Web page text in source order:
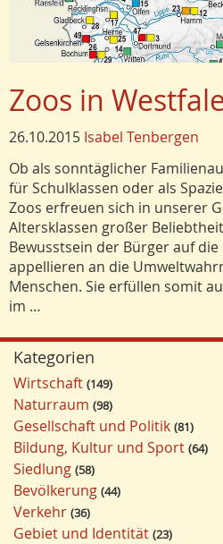
Zoos in
26.10.2015 Isabel Tenbergen
Ob als sonntäglicher
für Schulklassen oder als
Zoos erfreuen sich in unserer
Altersklassen großer
Be­wusstsein der Bürger auf
appellieren an die
Menschen. Sie erfüllen somit
im …
Kategorien
Wirtschaft 149
Naturraum 98
Gesellschaft und Politik 81
Bildung, Kultur und Sport 64
Siedlung 58
Bevölkerung 44
Verkehr 36
Gebiet und Identität 23